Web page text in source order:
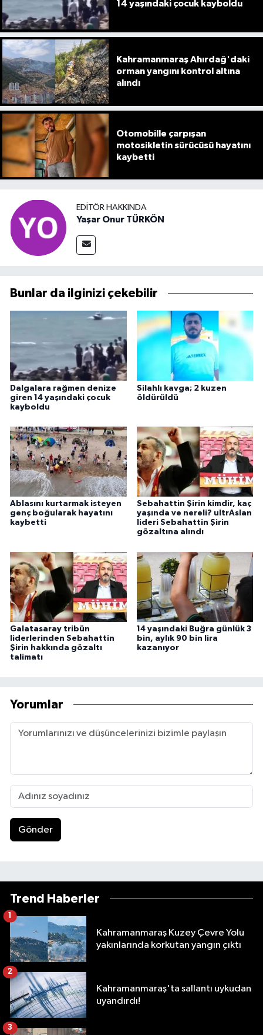
14 yaşındaki çocuk kayboldu
Kahramanmaraş Ahırdağ'daki
orman yangını kontrol altına
alındı
Otomobille çarpışan
motosikletin sürücüsü hayatını
kaybetti
EDITÖR HAKKINDA
Yaşar Onur TÜRKÖN
Bunlar da ilginizi çekebilir
Dalgalara rağmen denize
giren 14 yaşındaki çocuk
kayboldu
Silahlı kavga; 2 kuzen
öldürüldü
Ablasını kurtarmak isteyen
genç boğularak hayatını
kaybetti
Sebahattin Şirin kimdir, kaç
yaşında ve nereli? ultrAslan
lideri Sebahattin Şirin
gözaltına alındı
Galatasaray tribün
liderlerinden Sebahattin
Şirin hakkında gözaltı
talimatı
14 yaşındaki Buğra günlük 3
bin, aylık 90 bin lira
kazanıyor
Yorumlar
Gönder
Trend Haberler
Kahramanmaraş Kuzey Çevre Yolu
yakınlarında korkutan yangın çıktı
1
Kahramanmaraş'ta sallantı uykudan
uyandırdı!
2
3